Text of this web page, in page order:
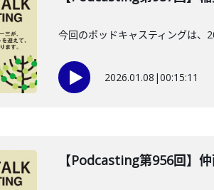
今回のポッドキャスティングは、
2026.01.08 |00:15:11
【Podcasting第956回】